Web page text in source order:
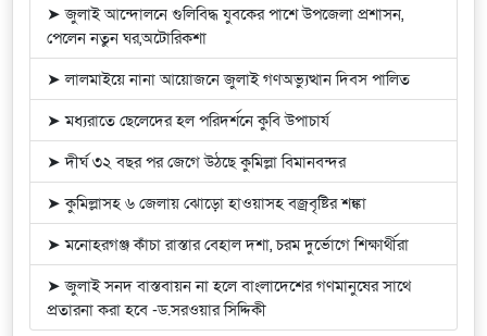
➤ জুলাই আন্দোলনে গুলিবিদ্ধ যুবকের পাশে উপজেলা প্রশাসন,
পেলেন নতুন ঘর,অটোরিকশা
➤ লালমাইয়ে নানা আয়োজনে জুলাই গণঅভ্যুত্থান দিবস পালিত
➤ মধ্যরাতে ছেলেদের হল পরিদর্শনে কুবি উপাচার্য
➤ দীর্ঘ ৩২ বছর পর জেগে উঠছে কুমিল্লা বিমানবন্দর
➤ কুমিল্লাসহ ৬ জেলায় ঝোড়ো হাওয়াসহ বজ্রবৃষ্টির শঙ্কা
➤ মনোহরগঞ্জ কাঁচা রাস্তার বেহাল দশা, চরম দুর্ভোগে শিক্ষার্থীরা
➤ জুলাই সনদ বাস্তবায়ন না হলে বাংলাদেশের গণমানুষের সাথে
প্রতারনা করা হবে -ড.সরওয়ার সিদ্দিকী